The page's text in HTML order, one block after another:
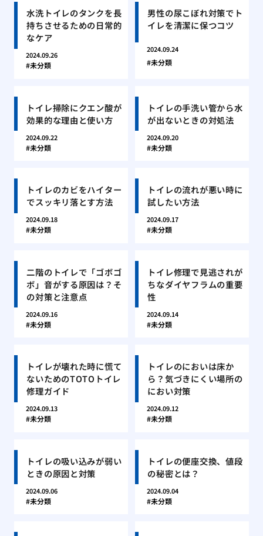
水洗トイレのタンクを長
持ちさせるための日常的
なケア
2024.09.26
未分類
男性の尿こぼれ対策でト
イレを清潔に保つコツ
2024.09.24
未分類
トイレ掃除にクエン酸が
効果的な理由と使い方
2024.09.22
未分類
トイレの手洗い管から水
が出ないときの対処法
2024.09.20
未分類
トイレのカビをハイター
でスッキリ落とす方法
2024.09.18
未分類
トイレの流れが悪い時に
試したい方法
2024.09.17
未分類
二階のトイレで「ゴボゴ
ボ」音がする原因は？そ
の対策と注意点
2024.09.16
未分類
トイレ修理で見逃されが
ちなダイヤフラムの重要
性
2024.09.14
未分類
トイレが壊れた時に慌て
ないためのTOTOトイレ
修理ガイド
2024.09.13
未分類
トイレのにおいは床か
ら？気づきにくい場所の
におい対策
2024.09.12
未分類
トイレの吸い込みが弱い
ときの原因と対策
2024.09.06
未分類
トイレの便座交換、値段
の秘密とは？
2024.09.04
未分類